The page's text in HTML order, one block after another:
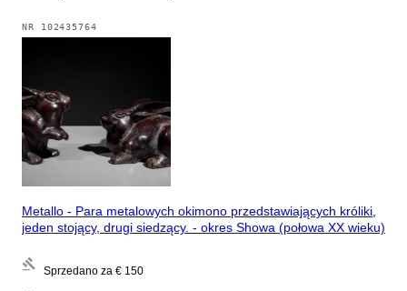
NR 102435764
Metallo - Para metalowych okimono przedstawiających króliki,
jeden stojący, drugi siedzący. - okres Showa (połowa XX wieku)
Sprzedano za € 150